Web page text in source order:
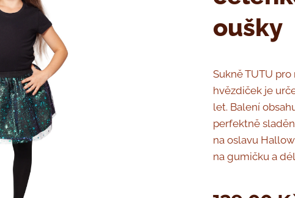
oušky
Sukně TUTU
hvězdiček je
let. Balení
perfektně
na oslavu
na gumičku a